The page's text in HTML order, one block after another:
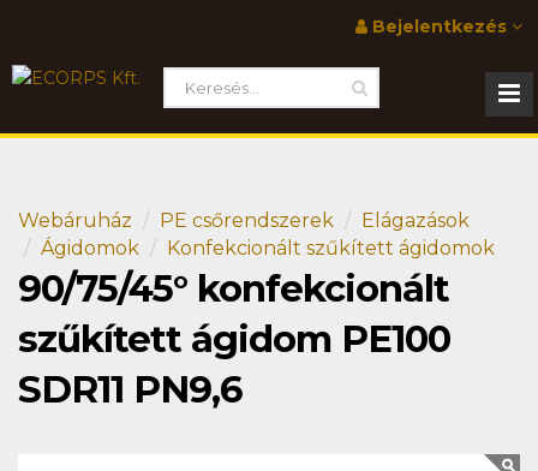
Bejelentkezés
Webáruház PE csőrendszerek
Elágazások
Ágidomok
Konfekcionált szűkített ágidomok
90/75/45° konfekcionált
szűkített ágidom PE100
SDR11 PN9,6